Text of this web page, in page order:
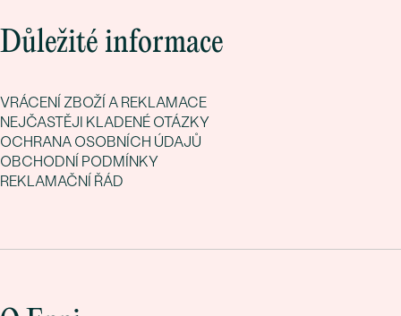
Důležité informace
VRÁCENÍ ZBOŽÍ A REKLAMACE
NEJČASTĚJI KLADENÉ OTÁZKY
OCHRANA OSOBNÍCH ÚDAJŮ
OBCHODNÍ PODMÍNKY
REKLAMAČNÍ ŘÁD